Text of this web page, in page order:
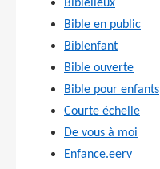
Biblelieux
Bible en public
Biblenfant
Bible ouverte
Bible pour enfants
Courte échelle
De vous à moi
Enfance.eerv